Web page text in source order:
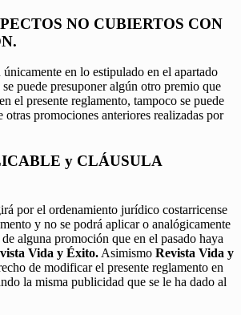
NO CUBIERTOS CON
en lo estipulado en el apartado
puede presuponer algún otro premio que
el presente reglamento, tampoco se puede
otras promociones anteriores realizadas por
y CLÁUSULA
por el ordenamiento jurídico costarricense
y no se podrá aplicar o analógicamente
alguna promoción que en el pasado haya
Vida y Éxito. Asimismo Revista Vida y
de modificar el presente reglamento en
la misma publicidad que se le ha dado al